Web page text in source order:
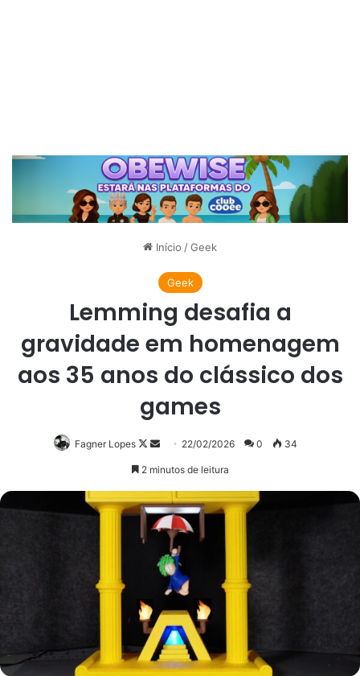
Início /Geek
Geek
Lemming desafia a
gravidade em homenagem
aos 35 anos do clássico dos
games
Fagner Lopes
Follow
Mande
mail
22/02/2026 0 34
2 minutos de leitura